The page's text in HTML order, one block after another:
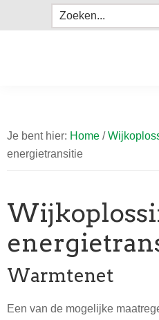
Zoeken...
Je bent hier: Home /
energietransitie
Warmtenet
Een van de mogelijke